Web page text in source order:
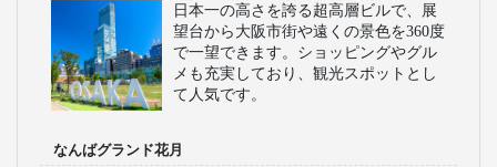
日本一の高さを誇る超高層ビルで、展
望台から大阪市街や遠くの景色を360度
で一望できます。ショッピングやグル
メも充実しており、観光スポットとし
て人気です。
なんばグランド花月